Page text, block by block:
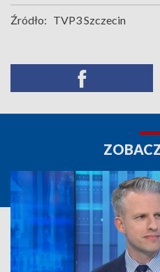
Źródło: TVP3 Szczecin